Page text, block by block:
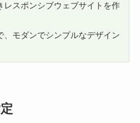
レスポンシブウェブサイトを作
、モダンでシンプルなデザイン